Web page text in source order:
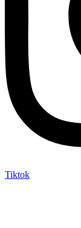
Tiktok